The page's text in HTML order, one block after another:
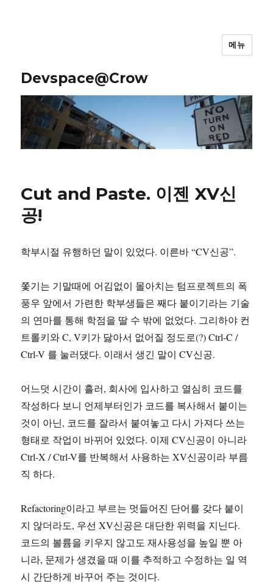
Devspace@Crow
메뉴
Cut and Paste. 이젠 XV신
공!
학부시절 유행하던 말이 있었다. 이른바 “CV신공”.
쫓기는 기말때에 어김없이 몰아치는 텀프로젝트의 폭
풍우 앞에서 가련한 학부생들은 째다 붙이기라는 기술
의 연마를 통해 학점을 딸 수 밖에 없었다. 그리하야 컨
트롤키와 C, V키가 닳아서 없어질 정도로(?) Ctrl-C /
Ctrl-V 를 눌러댔다. 이래서 생긴 말이 CV신공.
어느덧 시간이 흘러, 회사에 입사하고 열심히 코드를
작성하다 보니 언제부터인가 코드를 복사해서 붙이는
것이 아닌, 코드를 잘라서 붙여놓고 다시 가져다 쓰는
형태로 작업이 바뀌어 있었다. 이제 CV신공이 아니라
Ctrl-X / Ctrl-V를 반복해서 사용하는 XV신공이라 부름
직 하다.
Refactoring이라고 부르는 멋들어진 단어를 갖다 붙이
지 않더라도, 우선 XV신공은 대단한 위력을 지닌다.
코드의 볼륨을 키우지 않고도 재사용성을 높일 뿐 아
니라, 문제가 생겼을 때 이를 추적하고 수정하는 일 역
시 간단하게 바꾸어 주는 것이다.